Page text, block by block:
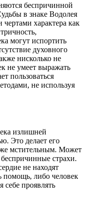
беспричинной
в знаке Водолея
характера как
могут испортить
духовного
нисколько не
не умеет выражать
пользоваться
не используя
излишней
Это делает его
мстительным. Может
страхи.
не находят
помощь, либо человек
себе проявлять